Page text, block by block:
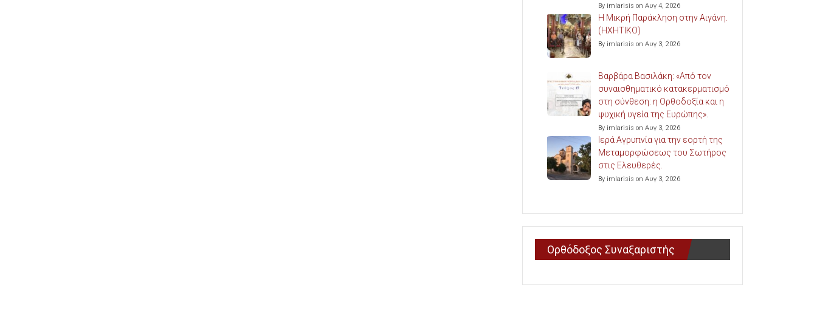
By imlarisis on Αυγ 4, 2026
Η Μικρή Παράκληση στην Αιγάνη.
(ΗΧΗΤΙΚΟ)
By imlarisis on Αυγ 3, 2026
Βαρβάρα Βασιλάκη: «Από τον
συναισθηματικό κατακερματισμό
στη σύνθεση: η Ορθοδοξία και η
ψυχική υγεία της Ευρώπης».
By imlarisis on Αυγ 3, 2026
Ιερά Αγρυπνία για την εορτή της
Μεταμορφώσεως του Σωτήρος
στις Ελευθερές.
By imlarisis on Αυγ 3, 2026
Ορθόδοξος Συναξαριστής